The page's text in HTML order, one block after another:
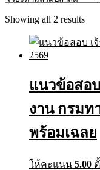
Showing all 2 results
แนวข้อสอ
งาน กรมท
พร้อมเฉลย
ให้คะแนน 5.00